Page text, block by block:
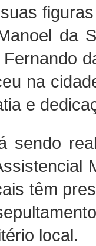
da
na
e
sendo
têm
local.